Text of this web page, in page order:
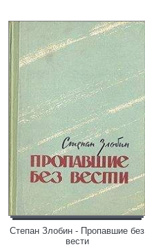
Степан Злобин - Пропавшие без
вести